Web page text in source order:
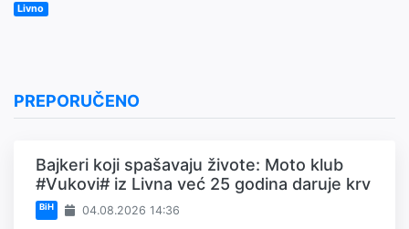
Livno
PREPORUČENO
Bajkeri koji spašavaju živote: Moto klub
#Vukovi# iz Livna već 25 godina daruje krv
BiH 04.08.2026 14:36